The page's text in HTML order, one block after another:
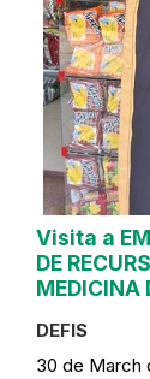
Visita a
DE
MEDICINA
DEFIS
30 de March